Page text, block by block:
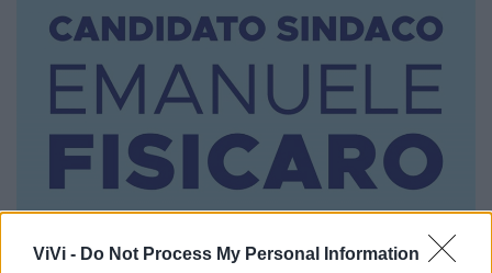
ViVi - Do Not Process My Personal Information